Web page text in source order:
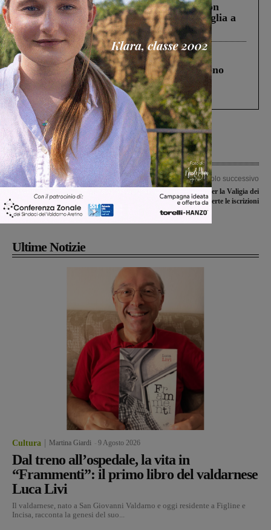
Scomparso da una struttura di Castiglion
Fiorentino l’uomo che aveva ucciso la figlia a
Levane nel 2020
Cronaca 4 Agosto 2026
Un anno fa la strage in A1 in cui morirono
Gianni, Giulia e Franco. Lo schianto, il
processo, lo stop ai sorpassi fra tir....
Articolo precedente
raccontata da Zahi Hawass: tra un
mese l’evento a Montevarchi
Articolo successivo
Nuovi clown dottori per la Valigia dei
Sorrisi: aperte le iscrizioni
Ultime Notizie
Cultura Martina Giardi 9 Agosto 2026
Dal treno all’ospedale, la vita in
“Frammenti”: il primo libro del valdarnese
Luca Livi
Il valdarnese, nato a San Giovanni Valdarno e oggi residente a Figline e
Incisa, racconta la genesi del suo...